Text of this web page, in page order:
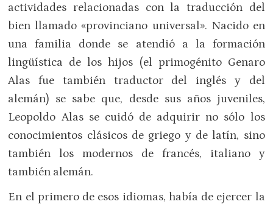
actividades relacionadas con la traducción del
bien llamado «provinciano universal». Nacido en
una familia donde se atendió a la formación
lingüística de los hijos (el primogénito Genaro
Alas fue también traductor del inglés y del
alemán) se sabe que, desde sus años juveniles,
Leopoldo Alas se cuidó de adquirir no sólo los
conocimientos clásicos de griego y de latín, sino
también los modernos de francés, italiano y
también alemán.
En el primero de esos idiomas, había de ejercer la